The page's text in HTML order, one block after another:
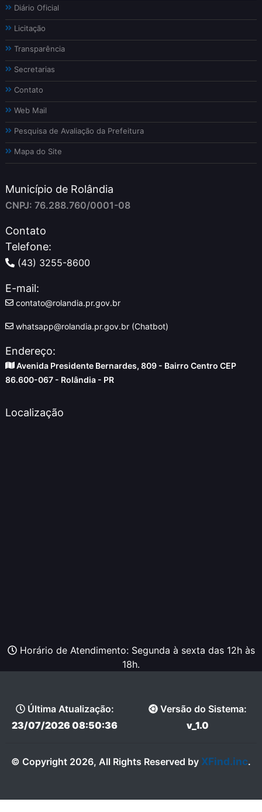
Diário Oficial
Licitação
Transparência
Secretarias
Contato
Web Mail
Pesquisa de Avaliação da Prefeitura
Mapa do Site
Município de Rolândia
CNPJ: 76.288.760/0001-08
Contato
Telefone:
(43) 3255-8600
E-mail:
contato@rolandia.pr.gov.br
whatsapp@rolandia.pr.gov.br (Chatbot)
Endereço:
Avenida Presidente Bernardes, 809 - Bairro Centro CEP
86.600-067 - Rolândia - PR
Localização
Horário de Atendimento: Segunda à sexta das 12h às
18h.
Última Atualização:
23/07/2026 08:50:36
Versão do Sistema:
v_1.0
© Copyright 2026, All Rights Reserved by XFind.inc.